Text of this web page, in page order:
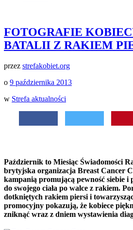
FOTOGRAFIE
BATALII Z RAKIEM
przez strefakobiet.org
o 9 października 2013
w Strefa aktualności
Październik to Miesiąc Świadomości
brytyjska organizacja Breast Cancer
kampanią promującą pewność siebie i
do swojego ciała po walce z rakiem.
dotkniętych rakiem piersi i
promocyjny pokazują, że kobiece
zniknąć wraz z dniem wystawienia